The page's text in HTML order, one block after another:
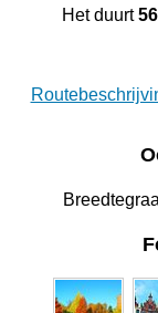
Het duurt